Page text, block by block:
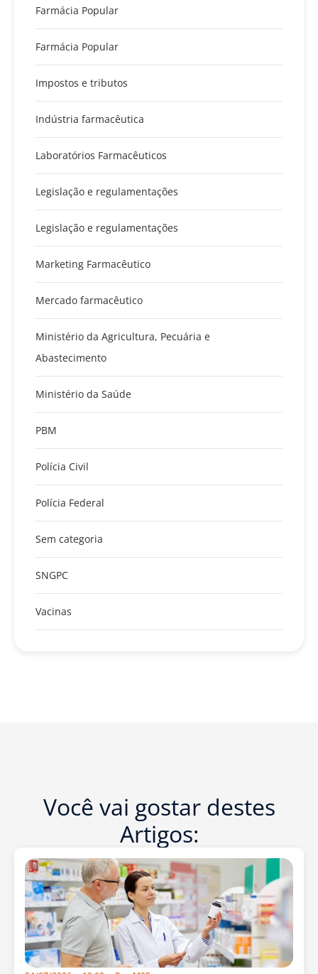
Farmácia Popular
Farmácia Popular
Impostos e tributos
Indústria farmacêutica
Laboratórios Farmacêuticos
Legislação e regulamentações
Legislação e regulamentações
Marketing Farmacêutico
Mercado farmacêutico
Ministério da Agricultura, Pecuária e
Abastecimento
Ministério da Saúde
PBM
Polícia Civil
Polícia Federal
Sem categoria
SNGPC
Vacinas
Você vai gostar destes
Artigos: